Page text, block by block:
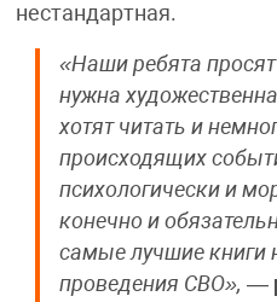
нестандартная.
«Наши ребята
нужна
хотят читать и
происходящих
психологически и
конечно и
самые лучшие книги
проведения СВО», —